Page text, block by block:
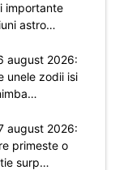
importante
astro…
august 2026:
unele zodii isi
august 2026:
primeste o
surp…